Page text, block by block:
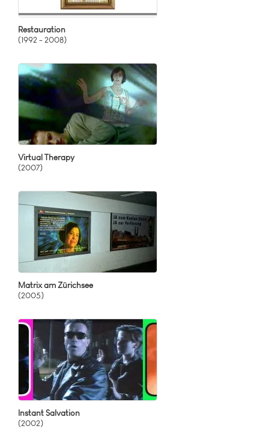
Restauration
(1992 - 2008)
Virtual Therapy
(2007)
Matrix am Zürichsee
(2005)
Instant Salvation
(2002)